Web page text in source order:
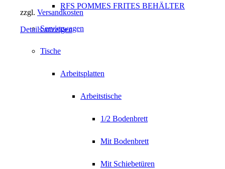
RFS POMMES FRITES BEHÄLTER
Servierwagen
Tische
Arbeitsplatten
Arbeitstische
1/2 Bodenbrett
Mit Bodenbrett
Mit Schiebetüren
zzgl. Versandkosten
Details anzeigen